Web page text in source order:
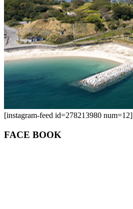
[instagram-feed id=278213980 num=12]
FACE BOOK